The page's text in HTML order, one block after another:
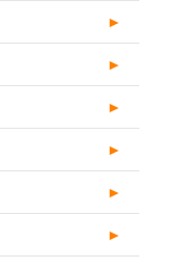
►
►
►
►
►
►